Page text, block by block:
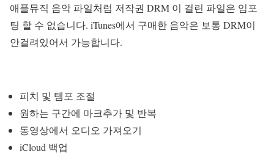
애플뮤직 음악 파일처럼 저작권 DRM 이 걸린 파일은 임포
팅 할 수 없습니다. iTunes에서 구매한 음악은 보통 DRM이
안걸려있어서 가능합니다.
피치 및 템포 조절
원하는 구간에 마크추가 및 반복
동영상에서 오디오 가져오기
iCloud 백업